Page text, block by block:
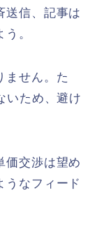
送信、記事は
。
ません。た
いため、避け
価交渉は望め
うなフィード